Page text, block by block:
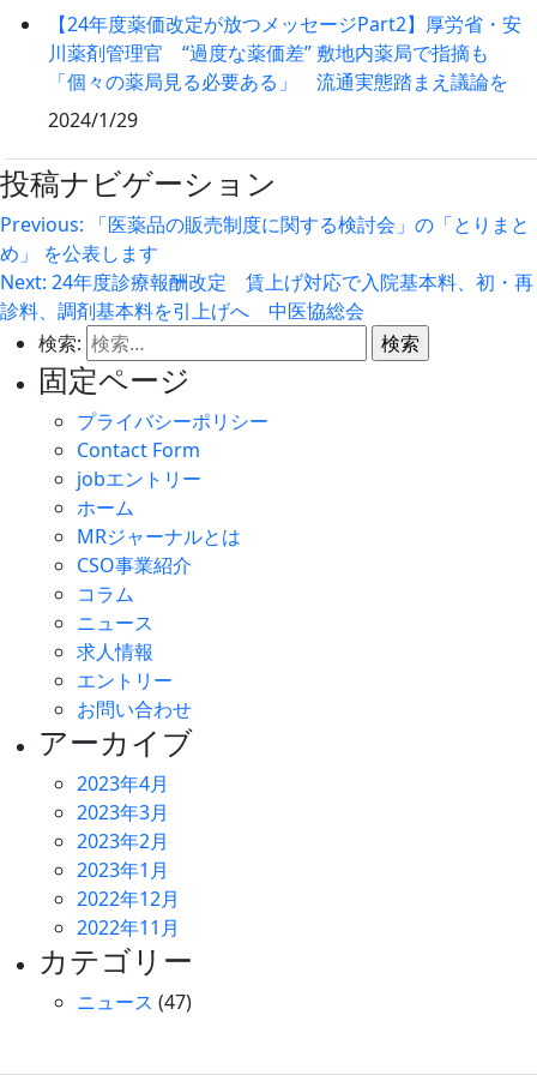
【24年度薬価改定が放つメッセージPart2】厚労省・安
川薬剤管理官 “過度な薬価差” 敷地内薬局で指摘も
「個々の薬局見る必要ある」 流通実態踏まえ議論を
2024/1/29
投稿ナビゲーション
Previous:
「医薬品の販売制度に関する検討会」の「とりまと
め」 を公表します
Next: 24年度診療報酬改定 賃上げ対応で入院基本料、初・再
診料、調剤基本料を引上げへ 中医協総会
検索:
固定ページ
プライバシーポリシー
Contact Form
jobエントリー
ホーム
MRジャーナルとは
CSO事業紹介
コラム
ニュース
求人情報
エントリー
お問い合わせ
アーカイブ
2023年4月
2023年3月
2023年2月
2023年1月
2022年12月
2022年11月
カテゴリー
ニュース (47)